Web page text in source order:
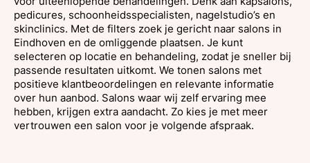
pedicures, schoonheidsspecialisten, nagelstudio’s en
skinclinics. Met de filters zoek je gericht naar salons in
Eindhoven en de omliggende plaatsen. Je kunt
selecteren op locatie en behandeling, zodat je sneller bij
passende resultaten uitkomt. We tonen salons met
positieve klantbeoordelingen en relevante informatie
over hun aanbod. Salons waar wij zelf ervaring mee
hebben, krijgen extra aandacht. Zo kies je met meer
vertrouwen een salon voor je volgende afspraak.